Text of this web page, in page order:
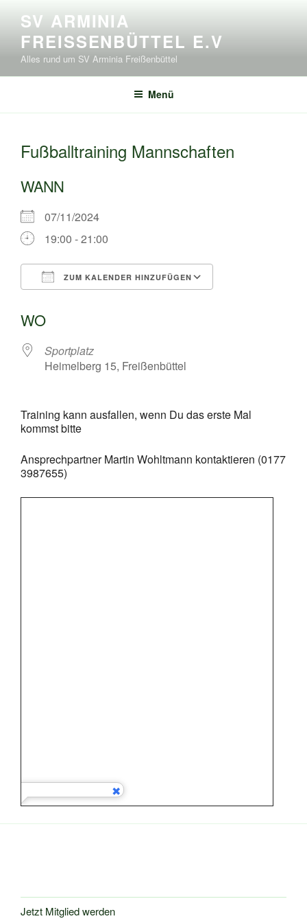
Inhalt
springen
SV ARMINIA
FREISSENBÜTTEL E.V
Alles rund um SV Arminia Freißenbüttel
Menü
Fußballtraining Mannschaften
WANN
07/11/2024
19:00 - 21:00
ZUM KALENDER HINZUFÜGEN
WO
Sportplatz
Heimelberg 15, Freißenbüttel
Training kann ausfallen, wenn Du das erste Mal
kommst bitte
Ansprechpartner Martin Wohltmann kontaktieren (0177
3987655)
Jetzt Mitglied werden